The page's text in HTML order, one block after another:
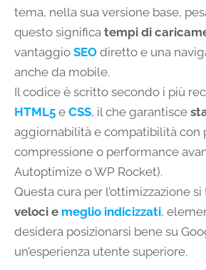
tema, nella sua versione base,
questo significa tempi di
vantaggio SEO diretto e una
anche da mobile.
Il codice è scritto secondo i più
HTML5 e CSS, il che garantisce
aggiornabilità e compatibilità con
compressione o performance
Autoptimize o WP Rocket).
Questa cura per l’ottimizzazione
veloci e meglio indicizzati,
desidera posizionarsi bene su
un’esperienza utente superiore.